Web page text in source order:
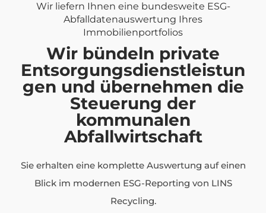
Wir liefern Ihnen eine bundesweite ESG-
Abfalldatenauswertung Ihres
Immobilienportfolios
Wir bündeln private
Entsorgungsdienstleistun
gen und übernehmen die
Steuerung der
kommunalen
Abfallwirtschaft
Sie erhalten eine komplette Auswertung auf einen
Blick im modernen ESG-Reporting von LINS
Recycling.